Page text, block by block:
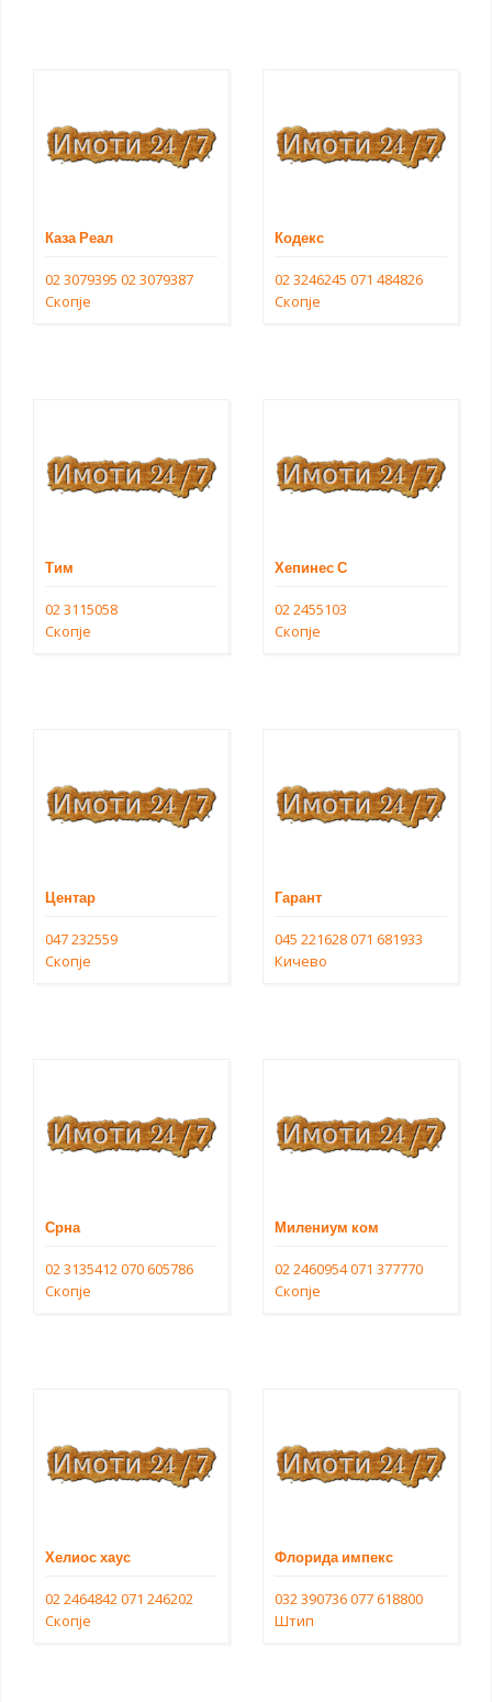
Каза Реал
02 3079395 02 3079387
Скопје
Кодекс
02 3246245 071 484826
Скопје
Тим
02 3115058
Скопје
Хепинес С
02 2455103
Скопје
Центар
047 232559
Скопје
Гарант
045 221628071 681933
Кичево
Срна
02 3135412070 605786
Скопје
Милениум ком
02 2460954071 377770
Скопје
Хелиос хаус
02 2464842071 246202
Скопје
Флорида импекс
032 390736077 618800
Штип